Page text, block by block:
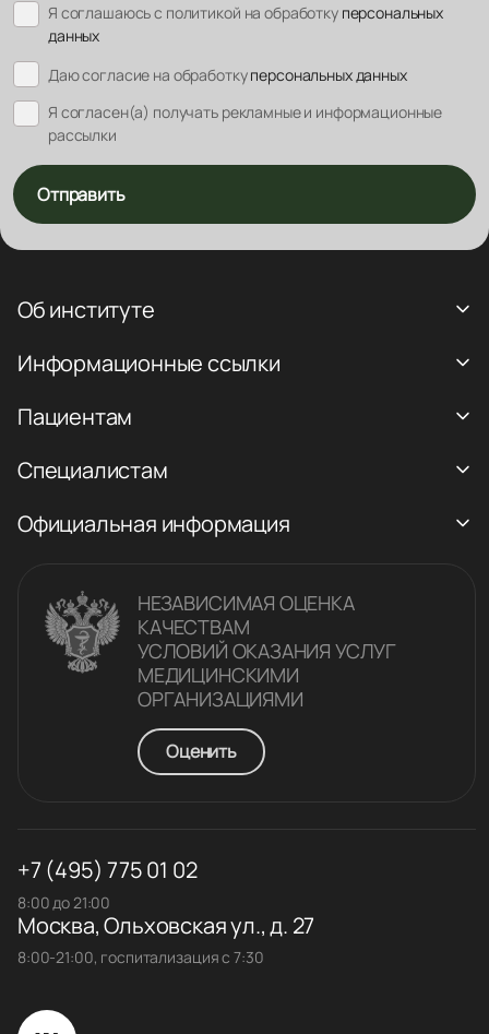
Я соглашаюсь с политикой на обработку персональных
данных
Даю согласие на обработкуперсональных данных
Я согласен(а) получать рекламные и информационные
рассылки
Отправить
Об институте
Информационные ссылки
Пациентам
Специалистам
Официальная информация
НЕЗАВИСИМАЯ ОЦЕНКА
КАЧЕСТВАM
УСЛОВИЙ ОКАЗАНИЯ УСЛУГ
МЕДИЦИНСКИМИ
ОРГАНИЗАЦИЯМИ
Оценить
+7 (495) 775 01 02
8:00 до 21:00
Москва, Ольховская ул., д. 27
8:00-21:00, госпитализация с 7:30